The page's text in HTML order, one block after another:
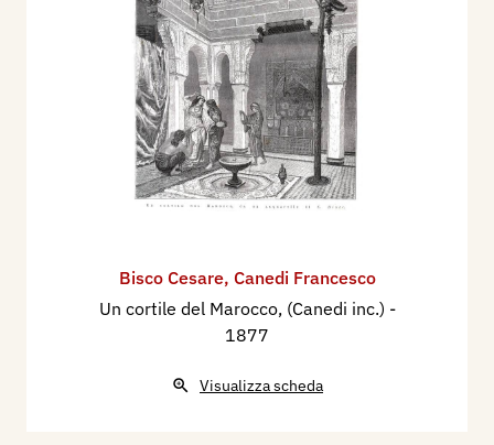
Bisco Cesare, Canedi Francesco
Un cortile del Marocco, (Canedi inc.) -
1877
Visualizza scheda